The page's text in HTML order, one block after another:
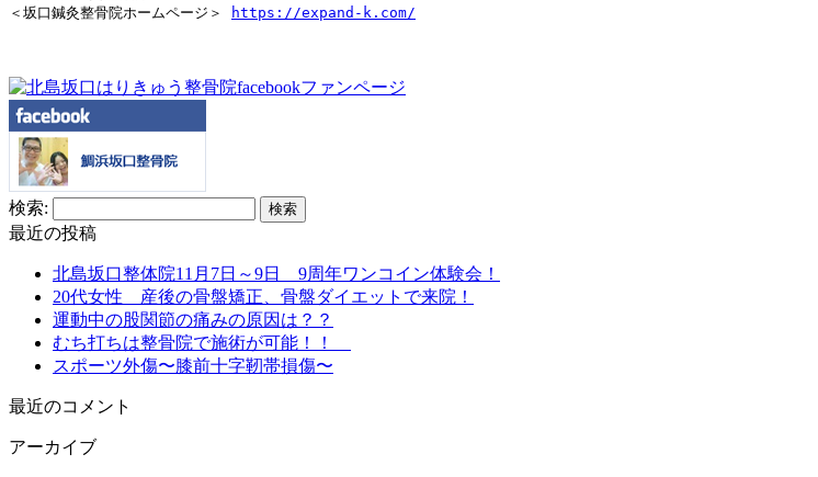
＜坂口鍼灸整骨院ホームページ＞
https://expand-k.com/
検索:
最近の投稿
北島坂口整体院11月7日～9日 9周年ワンコイン体験会！
20代女性 産後の骨盤矯正、骨盤ダイエットで来院！
運動中の股関節の痛みの原因は？？
むち打ちは整骨院で施術が可能！！
スポーツ外傷〜膝前十字靭帯損傷〜
最近のコメント
アーカイブ